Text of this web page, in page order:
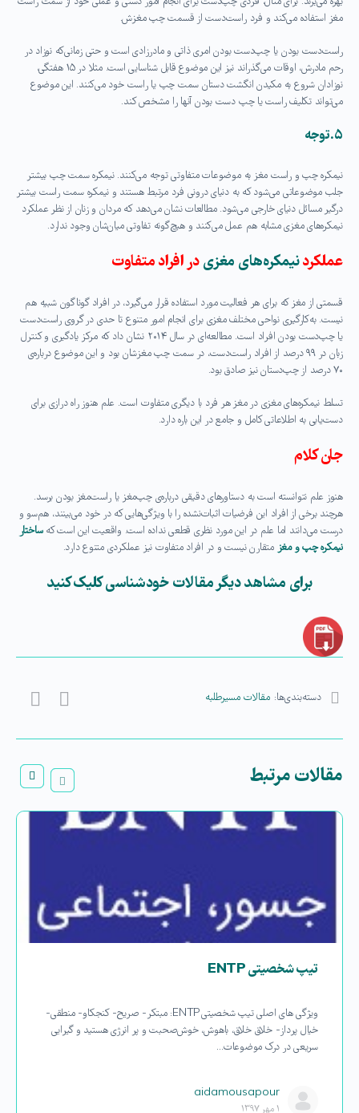
مغز استفاده می‌کند و فرد راست‌‌دست از قسمت چپ مغزش.
راست‌دست بودن یا چپ‌دست بودن امری ذاتی و مادرزادی است و حتی زمانی‌که نوزاد در
رحم مادرش، اوقات می‌گذراند نیز این موضوع قابل شناسایی است. مثلا در ۱۵ هفتگی،
نوزادان شروع به مکیدن انگشت دستان سمت چپ یا راست خود می‌کنند. این موضوع
می‌تواند تکلیف راست یا چپ دست بودن آنها را مشخص کند.
۵.توجه
نیمکره چپ و راست مغز به موضوعات متفاوتی توجه می‌کنند. نیمکره سمت چپ بیشتر
جلب موضوعاتی می‌شود که به دنیای درونی فرد مرتبط هستند و نیمکره سمت راست بیشتر
درگیر مسائل دنیای خارجی می‌شود. مطالعات نشان می‌دهد که مردان و زنان از نظر عملکرد
نیمکره‌های مغزی مشابه هم عمل می‌کنند و هیچ‌گونه تفاوتی میان‌شان وجود ندارد.
عملکردنیمکره‌های مغزیدر افراد متفاوت
قسمتی از مغز که برای هر فعالیت مورد استفاده قرار می‌گیرد، در افراد گوناگون شبیه هم
نیست. به‌کارگیری نواحی مختلف مغزی برای انجام امور متنوع تا حدی در گروی راست‌دست
یا چپ‌دست بودن افراد است. مطالعه‌ای در سال ۲۰۱۴ نشان داد که مرکز یادگیری و کنترل
زبان در ۹۹ درصد از افراد راست‌دست، در سمت چپ مغزشان بود و این موضوع درباره‌ی
۷۰ درصد از چپ‌دستان نیز صادق بود
.
تسلط نیمکره‌های مغزی در مغز هر فرد با دیگری متفاوت است. علم هنوز راه درازی برای
دست‌یابی به اطلاعاتی کامل و جامع در این باره دارد.
جان کلام
هنوز علم نتوانسته است به دستاورهای دقیقی درباره‌ی چپ‌مغز یا راست‌مغز بودن برسد.
هرچند برخی از افراد این فرضیات اثبات‌نشده را با ویژگی‌هایی که در خود می‌بینند، هم‌سو و
درست می‌دانند اما علم در این مورد نظری قطعی نداده است. واقعیت این است کهساختار
نیمکره چپ و مغز متقارن نیست و در افراد متفاوت نیز عملکردی متنوع دارد.
برای مشاهد دیگر مقالات خودشناسی کلیک کنید
دسته‌بندی‌ها: مقالات مسیرطلبه
مقالات مرتبط
تیپ شخصیتی ENTP
ویژگی های اصلی تیپ شخصیتی ENTP: مبتکر- صریح- کنجکاو- منطقی-
خیال پرداز- خلاق خلاق، باهوش، خوش‌صحبت و پر انرژی هستید و گیرایی
سریعی در درک موضوعات…
aidamousapour
۱ مهر ۱۳۹۷